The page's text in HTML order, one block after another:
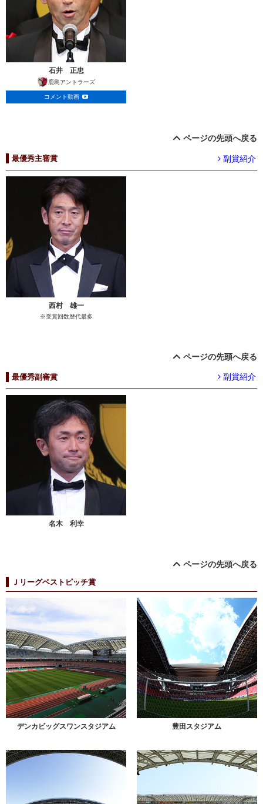
石井 正忠
鹿島アントラーズ
コメント動画
ページの先頭へ戻る
最優秀主審賞 副賞紹介
西村 雄一
※受賞回数歴代最多
ページの先頭へ戻る
最優秀副審賞 副賞紹介
名木 利幸
ページの先頭へ戻る
Ｊリーグベストピッチ賞
デンカビッグスワンスタジアム 豊田スタジアム